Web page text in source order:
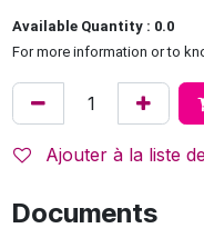
Available Quantity : 0.0
For more information or to
Ajouter à la liste
Documents